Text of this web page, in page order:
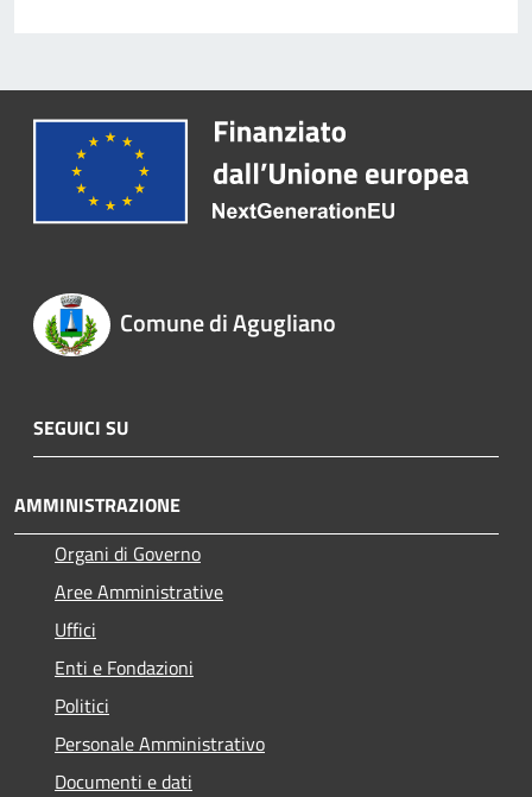
Comune di Agugliano
SEGUICI SU
AMMINISTRAZIONE
Organi di Governo
Aree Amministrative
Uffici
Enti e Fondazioni
Politici
Personale Amministrativo
Documenti e dati